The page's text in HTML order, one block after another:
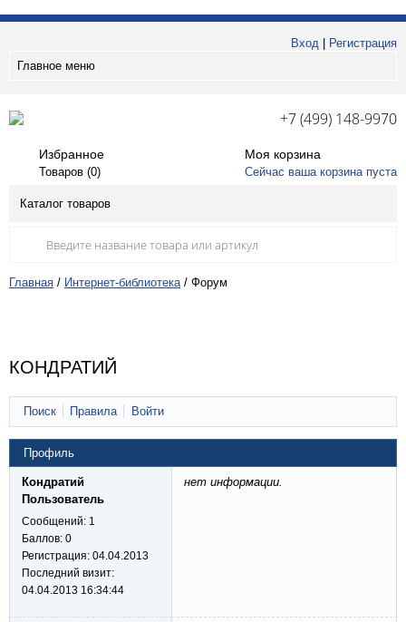
Вход
Регистрация
Главное меню
+7 (499) 148-9970
Избранное
Товаров (0)
Моя корзина
Сейчас ваша корзина пуста
Каталог товаров
Главная / Интернет-библиотека / Форум
КОНДРАТИЙ
Поиск Правила Войти
Профиль
Кондратий
Пользователь
Сообщений: 1
Баллов: 0
Регистрация: 04.04.2013
Последний визит:
04.04.2013 16:34:44
нет информации.